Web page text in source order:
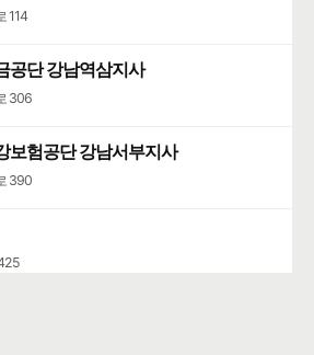
114
공단 강남역삼지사
306
보험공단 강남서부지사
390